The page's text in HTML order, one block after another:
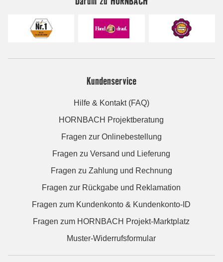
Kundenservice
Hilfe & Kontakt (FAQ)
HORNBACH Projektberatung
Fragen zur Onlinebestellung
Fragen zu Versand und Lieferung
Fragen zu Zahlung und Rechnung
Fragen zur Rückgabe und Reklamation
Fragen zum Kundenkonto & Kundenkonto-ID
Fragen zum HORNBACH Projekt-Marktplatz
Muster-Widerrufsformular